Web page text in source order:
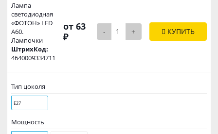
Лампа
светодиодная
«ФОТОН» LED
А60.
Лампочки
ШтрихКод:
4640009334711
от 63
₽
- + КУПИТЬ
Тип цоколя
Е27
Мощность